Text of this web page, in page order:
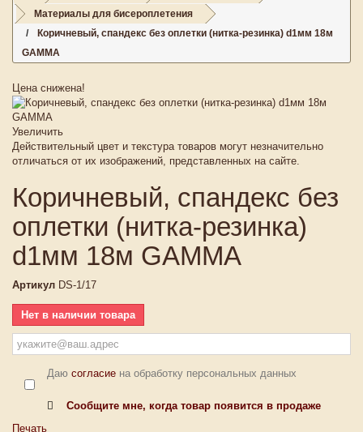
Материалы для бисероплетения
Коричневый, спандекс без оплетки (нитка-резинка) d1мм 18м
GAMMA
Цена снижена!
Увеличить
Действительный цвет и текстура товаров могут незначительно
отличаться от их изображений, представленных на сайте.
Коричневый, спандекс без
оплетки (нитка-резинка)
d1мм 18м GAMMA
Артикул DS-1/17
Нет в наличии товара
Даю согласие на обработку персональных данных
Сообщите мне, когда товар появится в продаже
Печать